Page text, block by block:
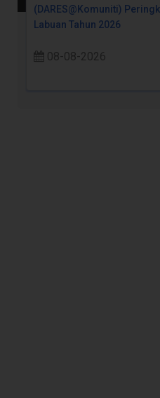
(DARES@Komuniti)
Labuan Tahun 2026
08-08-2026